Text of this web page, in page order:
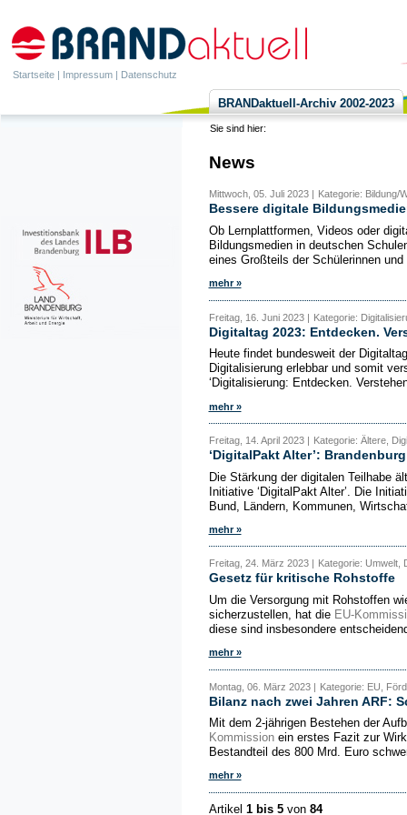
Startseite | Impressum | Datenschutz
BRANDaktuell-Archiv 2002-2023
Sie sind hier:
News
Mittwoch, 05. Juli 2023 | Kategorie: Bildung/
Bessere digitale
Ob Lernplattformen, Videos oder
Bildungsmedien in deutschen
eines Großteils der Schülerinnen
mehr »
Freitag, 16. Juni 2023 | Kategorie:
Digitaltag 2023: Entdecken.
Heute findet bundesweit der
Digitalisierung erlebbar und somit
‘Digitalisierung: Entdecken.
mehr »
Freitag, 14. April 2023 | Kategorie: Ältere,
‘DigitalPakt Alter’:
Die Stärkung der digitalen Teilhabe
Initiative ‘DigitalPakt Alter’. Die
Bund, Ländern, Kommunen,
mehr »
Freitag, 24. März 2023 | Kategorie: Umwelt,
Gesetz für kritische Rohstoffe
Um die Versorgung mit Rohstoffen
sicherzustellen, hat die EU-
diese sind insbesondere
mehr »
Montag, 06. März 2023 | Kategorie: EU,
Bilanz nach zwei Jahren ARF:
Mit dem 2-jährigen Bestehen der
Kommissionein erstes Fazit zur
Bestandteil des 800 Mrd. Euro
mehr »
Artikel 1 bis 5von 84